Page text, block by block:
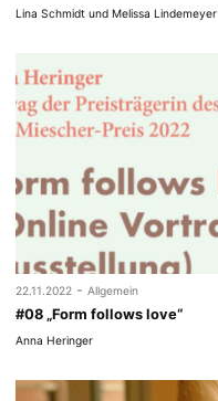
Lina Schmidt und Melissa Lindemeyer
22.11.2022 - Allgemein
#08 „Form follows love“
Anna Heringer